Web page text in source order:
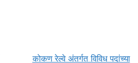
कोकण रेल्वे अंतर्गत विविध पदांच्या